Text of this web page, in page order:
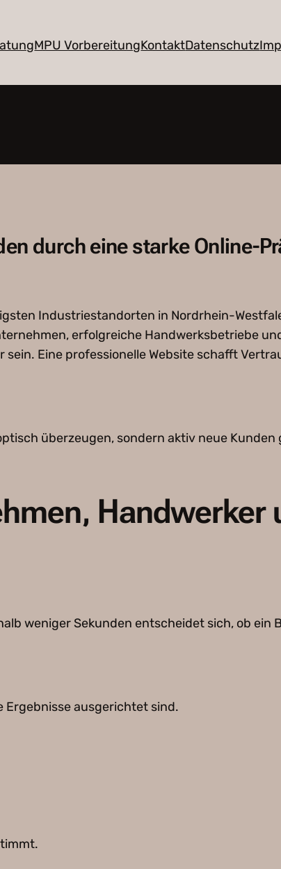
MPU VorbereitungKontaktDatenschutz
durch eine starke Online-
Industriestandorten in Nordrhein-
erfolgreiche Handwerksbetriebe
Eine professionelle Website schafft
überzeugen, sondern aktiv neue Kunden
Handwerker
weniger Sekunden entscheidet sich, ob ein
Ergebnisse ausgerichtet sind.